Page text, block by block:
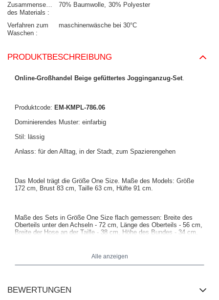
Zusammensetzung
des Materials
70% Baumwolle 30% Polyester
Verfahren zum
Waschen
maschinenwäsche bei 30°C
PRODUKTBESCHREIBUNG
Online-Großhandel Beige gefüttertes Jogginganzug-Set.
Produktcode: EM-KMPL-786.06
Dominierendes Muster: einfarbig
Stil: lässig
Anlass: für den Alltag, in der Stadt, zum Spazierengehen
Das Model trägt die Größe One Size. Maße des Models: Größe
172 cm, Brust 83 cm, Taille 63 cm, Hüfte 91 cm.
Maße des Sets in Größe One Size flach gemessen: Breite des
Oberteils unter den Achseln - 72 cm, Länge des Oberteils - 56 cm,
Breite der Hose an der Taille - 38 cm, Höhe des Bundes - 34 cm,
Alle anzeigen
BEWERTUNGEN